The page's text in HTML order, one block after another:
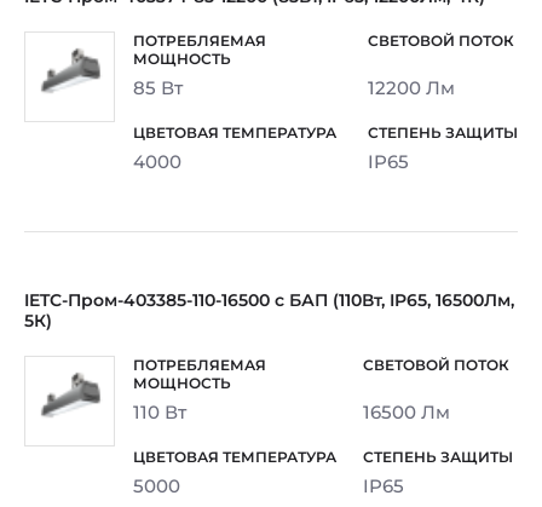
85 Вт 12200 Лм
4000 IP65
IETC-Пром-403385-110-16500 с БАП (110Вт, IP65, 16500Лм,
5К)
110 Вт 16500 Лм
5000 IP65